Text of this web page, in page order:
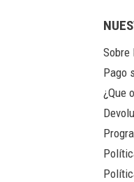
Sobre
Pago
¿Que